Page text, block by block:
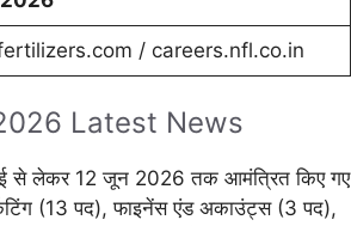
/ careers.nfl.co.in
Latest News
से लेकर 12 जून 2026 तक आमंत्रित किए गए
(13 पद), फाइनेंस एंड अकाउंट्स (3 पद),